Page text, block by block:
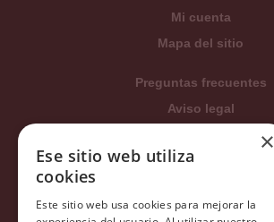
Mi cuenta
Mapa del sitio
Preguntas frecuentes
Aviso legal
Condiciones generales
Política de privacidad
Política Integrada
×
Ese sitio web utiliza
cookies
Este sitio web usa cookies para mejorar la